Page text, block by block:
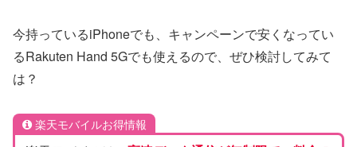
今持っているiPhoneでも、キャンペーンで安くなってい
るRakuten Hand 5Gでも使えるので、ぜひ検討してみて
は？
楽天モバイルお得情報